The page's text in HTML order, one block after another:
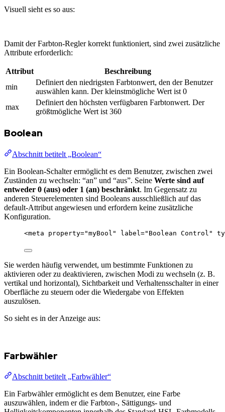
Visuell sieht es so aus:
Damit der Farbton-Regler korrekt funktioniert, sind zwei zusätzliche
Attribute erforderlich:
Attribut
Beschreibung
min
Definiert den niedrigsten Farbtonwert, den der Benutzer
auswählen kann. Der kleinstmögliche Wert ist 0
max
Definiert den höchsten verfügbaren Farbtonwert. Der
größtmögliche Wert ist 360
Boolean
Abschnitt betitelt „Boolean“
Ein Boolean-Schalter ermöglicht es dem Benutzer, zwischen zwei
Zuständen zu wechseln: “an” und “aus”. Seine Werte sind auf
entweder 0 (aus) oder 1 (an) beschränkt. Im Gegensatz zu
anderen Steuerelementen sind Booleans ausschließlich auf das
default-Attribut angewiesen und erfordern keine zusätzliche
Konfiguration.
<meta property="myBool " label=" Boolean Control "
Sie werden häufig verwendet, um bestimmte Funktionen zu
aktivieren oder zu deaktivieren, zwischen Modi zu wechseln (z. B.
vertikal und horizontal), Sichtbarkeit und Verhaltensschalter in einer
Oberfläche zu steuern oder die Wiedergabe von Effekten
auszulösen.
So sieht es in der Anzeige aus:
Farbwähler
Abschnitt betitelt „Farbwähler“
Ein Farbwähler ermöglicht es dem Benutzer, eine Farbe
auszuwählen, indem er die Farbton-, Sättigungs- und